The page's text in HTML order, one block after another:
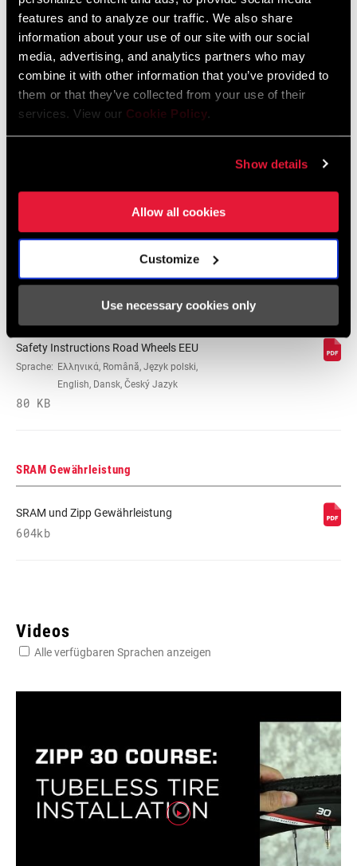
features and to analyze our traffic. We also share
information about your use of our site with our social
media, advertising, and analytics partners who may
combine it with other information that you’ve provided to
them or that they’ve collected from your use of their
services. View our Cookie Policy.
Show details
Allow all cookies
Customize
Use necessary cookies only
Zipp End Cap Compatibility Chart
English
Sprache: English
59 KB
Safety Instructions Road Wheels
Sprache:
Español, English, Deutsch
207 KB
Safety Instructions Road Wheels EEU
Sprache: Ελληνικά, Română, Język polski,
English, Dansk, Český Jazyk
80 KB
SRAM Gewährleistung
SRAM und Zipp Gewährleistung
604kb
Videos
Alle verfügbaren Sprachen anzeigen